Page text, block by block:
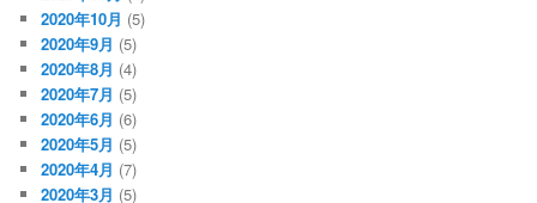
2020年10月 (5)
2020年9月 (5)
2020年8月 (4)
2020年7月 (5)
2020年6月 (6)
2020年5月 (5)
2020年4月 (7)
2020年3月 (5)